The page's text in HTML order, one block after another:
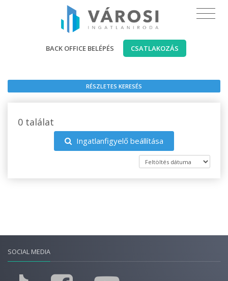
BACK OFFICE BELÉPÉS CSATLAKOZÁS
RÉSZLETES KERESÉS
0 találat
Ingatlanfigyelő beállítása
SOCIAL MEDIA